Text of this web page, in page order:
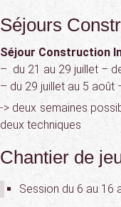
Séjours
Séjour Construction
– du 21 au 29 juillet –
– du 29 juillet au 5 août
-> deux semaines
deux techniques
Chantier de
Session du 6 au 16